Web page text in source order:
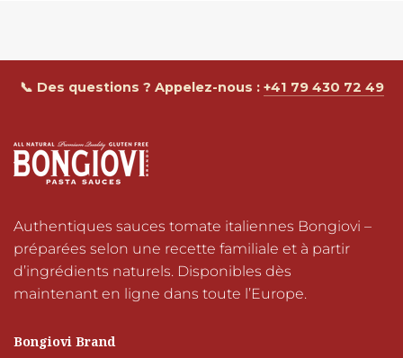
📞 Des questions ? Appelez-nous : +41 79 430 72 49
Authentiques sauces tomate italiennes Bongiovi –
préparées selon une recette familiale et à partir
d’ingrédients naturels. Disponibles dès
maintenant en ligne dans toute l’Europe.
Bongiovi Brand